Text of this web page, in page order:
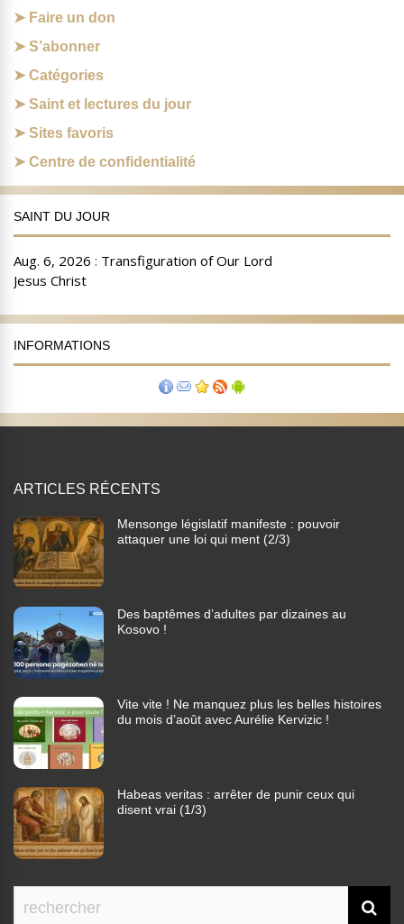
Faire un don
S’abonner
Catégories
Saint et lectures du jour
Sites favoris
Centre de confidentialité
SAINT DU JOUR
INFORMATIONS
ARTICLES RÉCENTS
Mensonge législatif manifeste : pouvoir
attaquer une loi qui ment (2/3)
Des baptêmes d’adultes par dizaines au
Kosovo !
Vite vite ! Ne manquez plus les belles histoires
du mois d’août avec Aurélie Kervizic !
Habeas veritas : arrêter de punir ceux qui
disent vrai (1/3)